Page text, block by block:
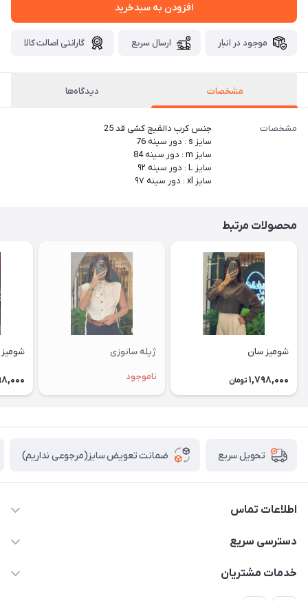
افزودن به سبدخرید
موجود در انبار ارسال سریع گارانتی اصالت کالا
مشخصات دیدگاه‌ها
مشخصات
جنس کرپ دالقیچ کشی قد 25
سایز s : دور سینه 76
سایز m : دور سینه 84
سایز L : دور سینه ۹۲
سایز xl : دور سینه ۹۷
محصولات مرتبط
شومیز سان
1,798,000 تومان
ژیله سانوزی
ناموجود
تحویل سریع ضمانت تعویض سایز(مرجوعی نداریم)
اطلاعات تماس
09912904806
دسترسی سریع
حساب کاربری
خدمات مشتریان